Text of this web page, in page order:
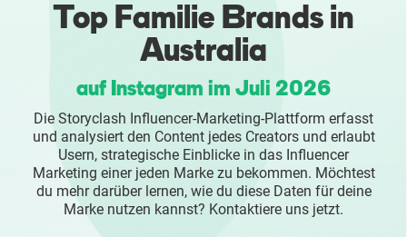
FEATURES
KI-unterstützte Influencer Suche
Brand Insights & Marktforschung
Collaboration & Relationship Management
Reporting & Analysen
Top Familie Brands in
Australia
auf Instagram im Juli 2026
Die Storyclash Influencer-Marketing-Plattform erfasst
und analysiert den Content jedes Creators und erlaubt
Usern, strategische Einblicke in das Influencer
Marketing einer jeden Marke zu bekommen. Möchtest
du mehr darüber lernen, wie du diese Daten für deine
Marke nutzen kannst? Kontaktiere uns jetzt.